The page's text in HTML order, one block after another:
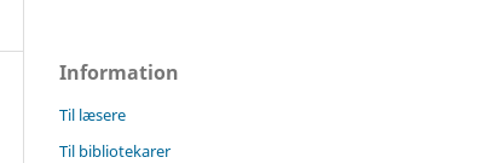
Information
Til læsere
Til bibliotekarer